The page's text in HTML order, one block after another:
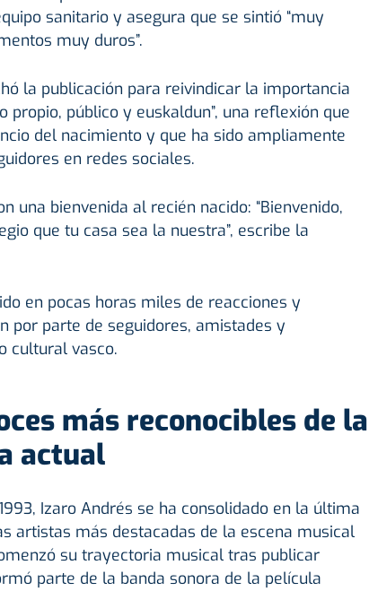
sanitario y asegura que se sintió “muy
muy duros”.
la publicación para reivindicar la importancia
propio, público y euskaldun”, una reflexión que
del nacimiento y que ha sido ampliamente
en redes sociales.
una bienvenida al recién nacido: “Bienvenido,
que tu casa sea la nuestra”, escribe la
en pocas horas miles de reacciones y
por parte de seguidores, amistades y
cultural vasco.
más reconocibles de la
actual
Izaro Andrés se ha consolidado en la última
artistas más destacadas de la escena musical
su trayectoria musical tras publicar
parte de la banda sonora de la película